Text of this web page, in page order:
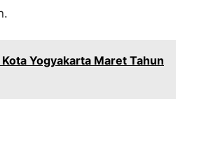
Yogyakarta Maret Tahun